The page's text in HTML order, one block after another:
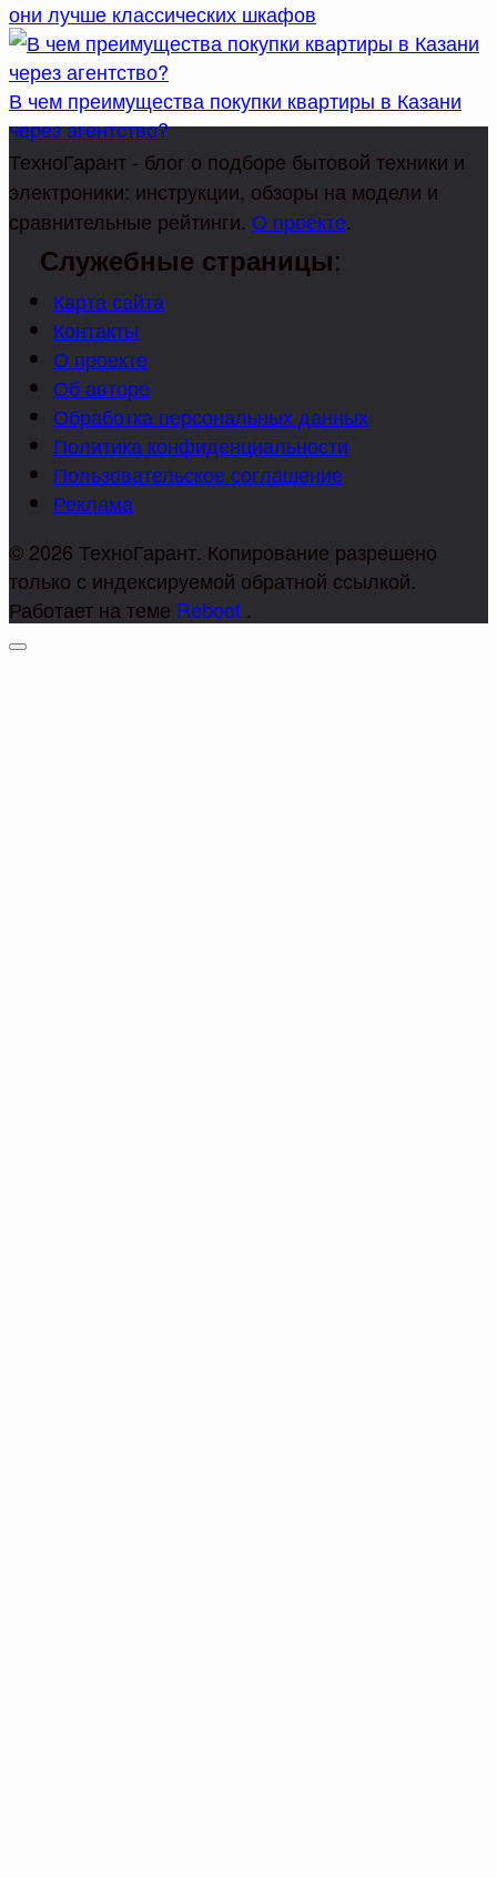
они лучше классических шкафов
В чем преимущества покупки квартиры в Казани
через агентство?
ТехноГарант - блог о подборе бытовой техники и
электроники: инструкции, обзоры на модели и
сравнительные рейтинги. О проекте.
Служебные страницы:
Карта сайта
Контакты
О проекте
Об авторе
Обработка персональных данных
Политика конфиденциальности
Пользовательское соглашение
Реклама
© 2026 ТехноГарант. Копирование разрешено
только с индексируемой обратной ссылкой.
Работает на теме Reboot .